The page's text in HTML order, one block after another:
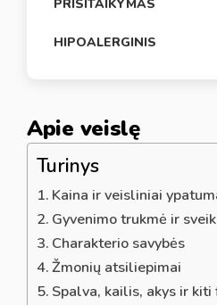
PRISITAIKYMAS
HIPOALERGINIS
Apie veislę
Turinys
Kaina ir veisliniai
Gyvenimo trukmė ir
Charakterio savybės
Žmonių atsiliepimai
Spalva, kailis, akys ir